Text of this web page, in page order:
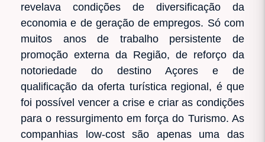
revelava condições de diversificação da
economia e de geração de empregos. Só com
muitos anos de trabalho persistente de
promoção externa da Região, de reforço da
notoriedade do destino Açores e de
qualificação da oferta turística regional, é que
foi possível vencer a crise e criar as condições
para o ressurgimento em força do Turismo. As
companhias low-cost são apenas uma das